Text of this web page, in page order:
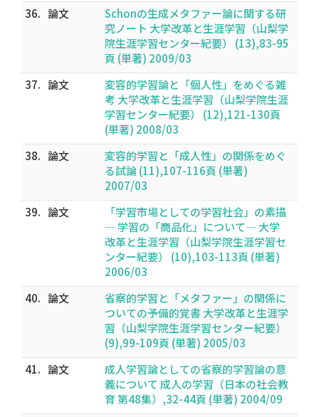
36. 論文
Schonの生成メタファー論に関する研
究ノート 大学改革と生涯学習（山梨学
院生涯学習センター紀要） (13),83-95
頁 (単著) 2009/03
37. 論文
変容的学習論と「個人性」をめぐる雑
考 大学改革と生涯学習（山梨学院生涯
学習センター紀要） (12),121-130頁
(単著) 2008/03
38. 論文
変容的学習と「成人性」の関係をめぐ
る試論 (11),107-116頁 (単著)
2007/03
39. 論文
「学習市場としての学習社会」の素描
― 学習の「商品化」について― 大学
改革と生涯学習（山梨学院生涯学習セ
ンター紀要） (10),103-113頁 (単著)
2006/03
40. 論文
省察的学習と「メタファー」の関係に
ついての予備的覚書 大学改革と生涯学
習（山梨学院生涯学習センター紀要）
(9),99-109頁 (単著) 2005/03
41. 論文
成人学習論としての省察的学習論の意
義について 成人の学習（日本の社会教
育 第48集）,32-44頁 (単著) 2004/09